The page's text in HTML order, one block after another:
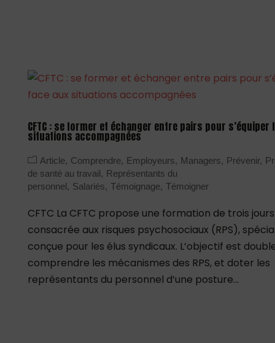
CFTC : se former et échanger entre pairs pour s’équiper
situations accompagnées
Article Comprendre Employeurs Managers Prévenir
de santé au travail
Représentants du
personnel
Salariés Témoignage Témoigner
CFTC La CFTC propose une formation de trois jours
consacrée aux risques psychosociaux (RPS),
conçue pour les élus syndicaux. L’objectif est
comprendre les mécanismes des RPS, et doter les
représentants du personnel d’une posture...